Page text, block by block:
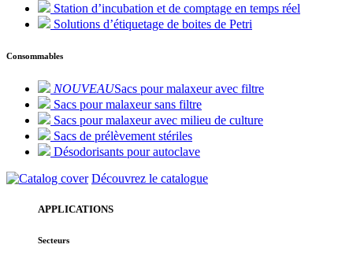
Station d’incubation et de comptage en temps réel
Solutions d’étiquetage de boites de Petri
Consommables
NOUVEAUSacs pour malaxeur avec filtre
Sacs pour malaxeur sans filtre
Sacs pour malaxeur avec milieu de culture
Sacs de prélèvement stériles
Désodorisants pour autoclave
Découvrez le catalogue
APPLICATIONS
Secteurs